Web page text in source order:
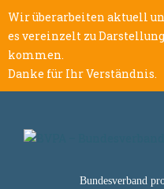
Wir überarbeiten aktuell
es vereinzelt zu
kommen.
Danke für Ihr Verständnis.
Bundesverband